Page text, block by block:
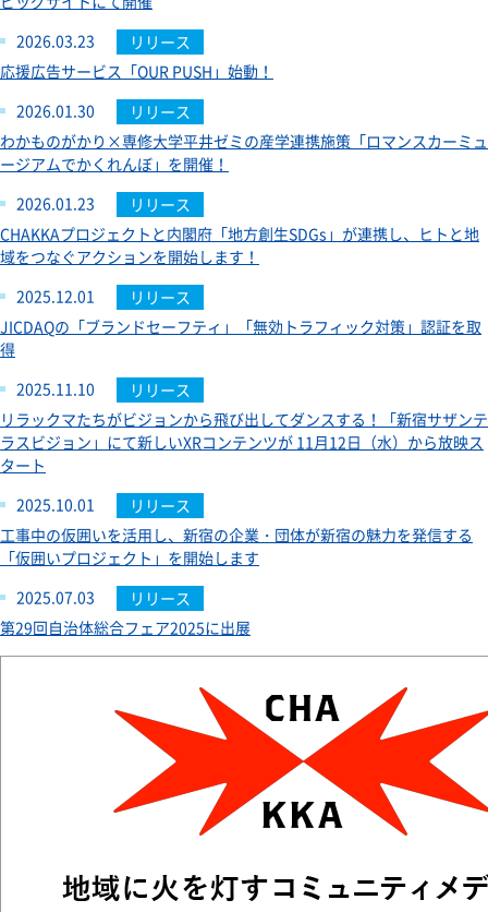
2026.03.23
リリース
応援広告サービス「OUR PUSH」始動！
2026.01.30
リリース
わかものがかり×専修大学平井ゼミの産学連携施策「ロマンスカーミュ
ージアムでかくれんぼ」を開催！
2026.01.23
リリース
CHAKKAプロジェクトと内閣府「地方創生SDGs」が連携し、ヒトと地
域をつなぐアクションを開始します！
2025.12.01
リリース
JICDAQの「ブランドセーフティ」「無効トラフィック対策」認証を取
得
2025.11.10
リリース
リラックマたちがビジョンから飛び出してダンスする！「新宿サザンテ
ラスビジョン」にて新しいXRコンテンツが 11月12日（水）から放映ス
タート
2025.10.01
リリース
工事中の仮囲いを活用し、新宿の企業・団体が新宿の魅力を発信する
「仮囲いプロジェクト」を開始します
2025.07.03
リリース
第29回自治体総合フェア2025に出展